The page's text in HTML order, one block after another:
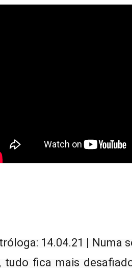
14.04.21 | Numa
tudo fica mais